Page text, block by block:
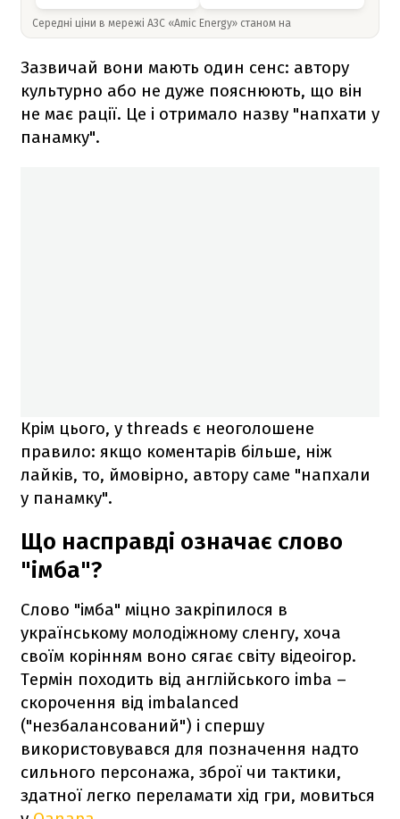
Середні ціни в мережі АЗС «Amic Energy» станом на
Зазвичай вони мають один сенс: автору
культурно або не дуже пояснюють, що він
не має рації. Це і отримало назву "напхати у
панамку".
Крім цього, у threads є неоголошене
правило: якщо коментарів більше, ніж
лайків, то, ймовірно, автору саме "напхали
у панамку".
Що насправді означає слово
"імба"?
Слово "імба" міцно закріпилося в
українському молодіжному сленгу, хоча
своїм корінням воно сягає світу відеоігор.
Термін походить від англійського imba –
скорочення від imbalanced
("незбалансований") і спершу
використовувався для позначення надто
сильного персонажа, зброї чи тактики,
здатної легко переламати хід гри, мовиться